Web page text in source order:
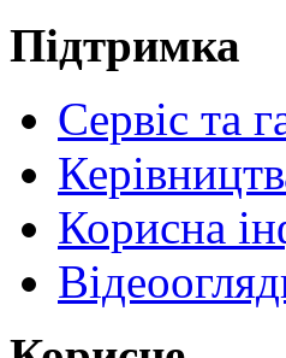
Підтримка
Сервіс та
Корисна